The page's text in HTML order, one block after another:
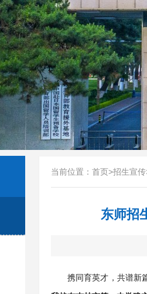
当前位置： 首页>招生宣传
东师招
携同育英才，共谱新